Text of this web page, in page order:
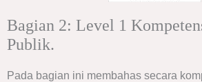
Bagian 2: Level 1
Publik.
Pada bagian ini membahas secara